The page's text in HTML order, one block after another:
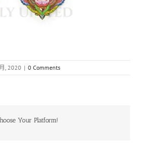
, 2020 | 0 Comments
Your Platform!